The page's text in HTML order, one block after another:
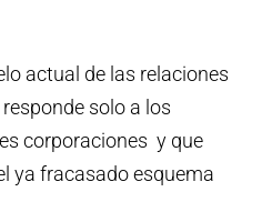
actual de las relaciones
solo a los
corporaciones y que
ya fracasado esquema